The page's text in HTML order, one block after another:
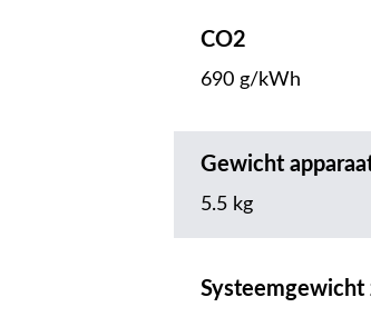
CO2
690 g/kWh
Gewicht
5.5 kg
Systeemgewicht